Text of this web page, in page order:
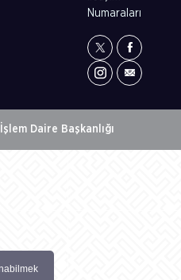
Numaraları
Daire Başkanlığı